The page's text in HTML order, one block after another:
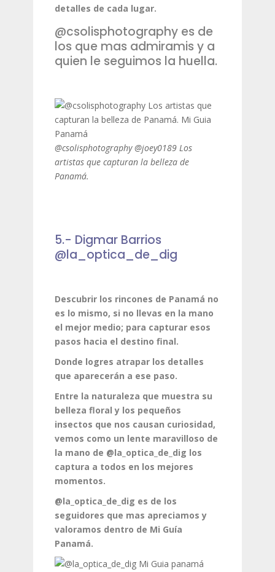
detalles de cada lugar.
@csolisphotography es de
los que mas admiramis y a
quien le seguimos la huella.
@csolisphotography @joey0189 Los
artistas que capturan la belleza de
Panamá.
5.- Digmar Barrios
@la_optica_de_dig
Descubrir los rincones de Panamá no
es lo mismo, si no llevas en la mano
el mejor medio; para capturar esos
pasos hacia el destino final.
Donde logres atrapar los detalles
que aparecerán a ese paso.
Entre la naturaleza que muestra su
belleza floral y los pequeños
insectos que nos causan curiosidad,
vemos como un lente maravilloso de
la mano de @la_optica_de_dig los
captura a todos en los mejores
momentos.
@la_optica_de_dig es de los
seguidores que mas apreciamos y
valoramos dentro de Mi Guía
Panamá.